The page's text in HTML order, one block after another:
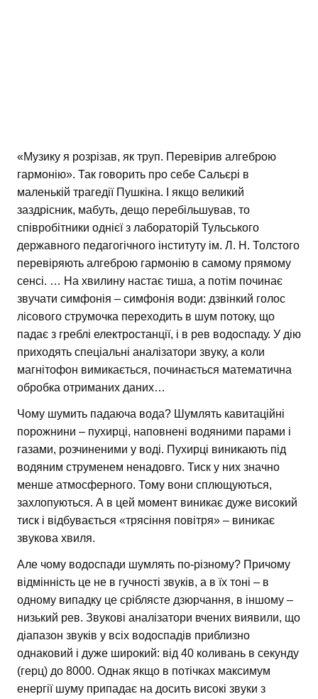
«Музику я розрізав, як труп. Перевірив алгеброю
гармонію». Так говорить про себе Сальєрі в
маленькій трагедії Пушкіна. І якщо великий
заздрісник, мабуть, дещо перебільшував, то
співробітники однієї з лабораторій Тульського
державного педагогічного інституту ім. Л. Н. Толстого
перевіряють алгеброю гармонію в самому прямому
сенсі. … На хвилину настає тиша, а потім починає
звучати симфонія – симфонія води: дзвінкий голос
лісового струмочка переходить в шум потоку, що
падає з греблі електростанції, і в рев водоспаду. У дію
приходять спеціальні аналізатори звуку, а коли
магнітофон вимикається, починається математична
обробка отриманих даних…
Чому шумить падаюча вода? Шумлять кавитаційні
порожнини – пухирці, наповнені водяними парами і
газами, розчиненими у воді. Пухирці виникають під
водяним струменем ненадовго. Тиск у них значно
менше атмосферного. Тому вони сплющуються,
захлопуються. А в цей момент виникає дуже високий
тиск і відбувається «трясіння повітря» – виникає
звукова хвиля.
Але чому водоспади шумлять по-різному? Причому
відмінність це не в гучності звуків, а в їх тоні – в
одному випадку це сріблясте дзюрчання, в іншому –
низький рев. Звукові аналізатори вчених виявили, що
діапазон звуків у всіх водоспадів приблизно
однаковий і дуже широкий: від 40 коливань в секунду
(герц) до 8000. Однак якщо в потічках максимум
енергії шуму припадає на досить високі звуки з